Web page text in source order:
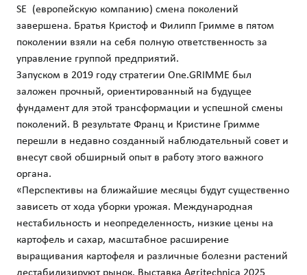
SE (европейскую компанию) смена поколений
завершена. Братья Кристоф и Филипп Гримме в пятом
поколении взяли на себя полную ответственность за
управление группой предприятий.
Запуском в 2019 году стратегии One.GRIMME был
заложен прочный, ориентированный на будущее
фундамент для этой трансформации и успешной смены
поколений. В результате Франц и Кристине Гримме
перешли в недавно созданный наблюдательный совет и
внесут свой обширный опыт в работу этого важного
органа.
«Перспективы на ближайшие месяцы будут существенно
зависеть от хода уборки урожая. Международная
нестабильность и неопределенность, низкие цены на
картофель и сахар, масштабное расширение
выращивания картофеля и различные болезни растений
дестабилизируют рынок. Выставка Agritechnica 2025